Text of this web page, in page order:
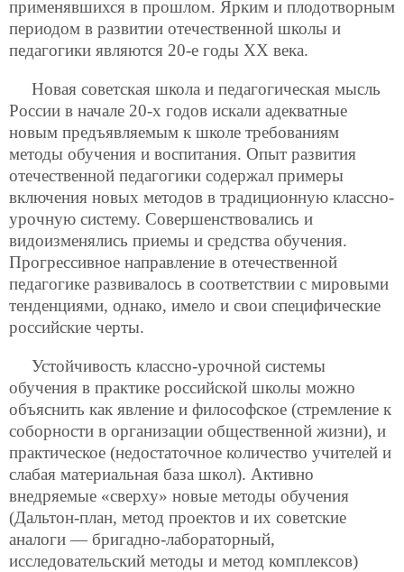
применявшихся в прошлом. Ярким и плодотворным
периодом в развитии отечественной школы и
педагогики являются 20-е годы ХХ века.
Новая советская школа и педагогическая мысль
России в начале 20-х годов искали адекватные
новым предъявляемым к школе требованиям
методы обучения и воспитания. Опыт развития
отечественной педагогики содержал примеры
включения новых методов в традиционную классно-
урочную систему. Совершенствовались и
видоизменялись приемы и средства обучения.
Прогрессивное направление в отечественной
педагогике развивалось в соответствии с мировыми
тенденциями, однако, имело и свои специфические
российские черты.
Устойчивость классно-урочной системы
обучения в практике российской школы можно
объяснить как явление и философское (стремление к
соборности в организации общественной жизни), и
практическое (недостаточное количество учителей и
слабая материальная база школ). Активно
внедряемые «сверху» новые методы обучения
(Дальтон-план, метод проектов и их советские
аналоги — бригадно-лабораторный,
исследовательский методы и метод комплексов)